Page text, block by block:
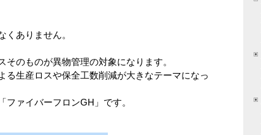
くありません。
のものが異物管理の対象になります。
る生産ロスや保全工数削減が大きなテーマになっ
ァイバーフロンGH」です。